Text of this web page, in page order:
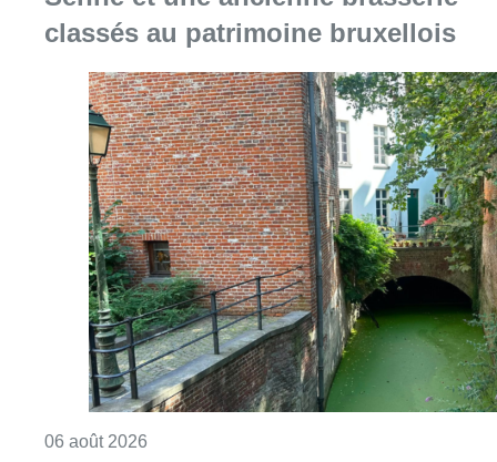
classés au patrimoine bruxellois
06 août 2026